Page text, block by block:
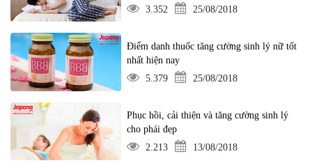
3.352
25/08/2018
Điểm danh thuốc tăng cường sinh lý nữ tốt
nhất hiện nay
5.379
25/08/2018
Phục hồi, cải thiện và tăng cường sinh lý
cho phái đẹp
2.213
13/08/2018